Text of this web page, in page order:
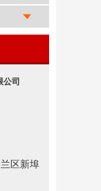
公司
区新埠